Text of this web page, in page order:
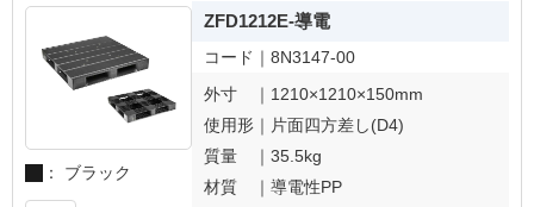
： ブラック
ZFD1212E-導電
コード｜ 8N3147-00
外寸 ｜ 1210×1210×150mm
使用形｜ 片面四方差し(D4)
質量 ｜ 35.5kg
材質 ｜ 導電性PP